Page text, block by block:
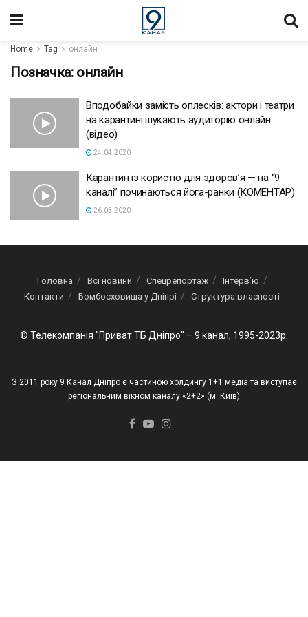
Home Tag онлайн
Позначка: онлайн
Вподобайки замість оплесків: актори і театри
на карантині шукають аудиторію онлайн
(відео)
24.04.2020
Карантин із користю для здоров’я — на “9
каналі” починаються йога-ранки (КОМЕНТАР)
26.03.2020
Головна Всі новини Спецрепортаж
Інтерв’ю
Контакти
Бомбосховища у Дніпрі Структура власності
© Телекомпанія "Приват ТБ Дніпро" – 9 канал, 1995-2023р.
З 2011 року 9 Канал Дніпро є частиною холдингу 1+1 медіа та виступає
регіональним вікном каналу «2+2» (м. Київ)